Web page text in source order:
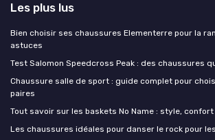
Les plus lus
Bien choisir ses chaussures Elementerre pour la
astuces
Test Salomon Speedcross Peak : des chaussures
Chaussure salle de sport : guide complet pour
paires
Tout savoir sur les baskets No Name : style,
Les chaussures idéales pour danser le rock pour